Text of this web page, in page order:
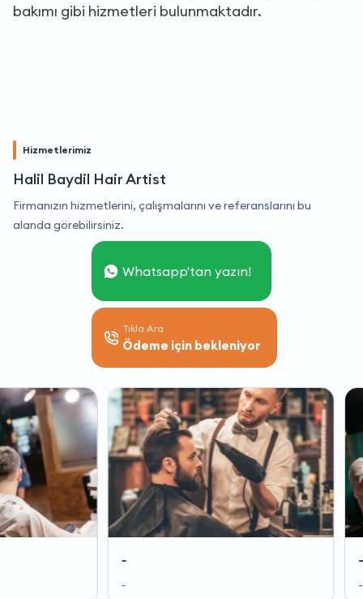
bakımı gibi hizmetleri bulunmaktadır.
Hizmetlerimiz
Halil Baydil Hair Artist
Firmanızın hizmetlerini, çalışmalarını ve referanslarını bu
alanda görebilirsiniz.
Whatsapp'tan yazın!
Tıkla Ara
Ödeme için bekleniyor